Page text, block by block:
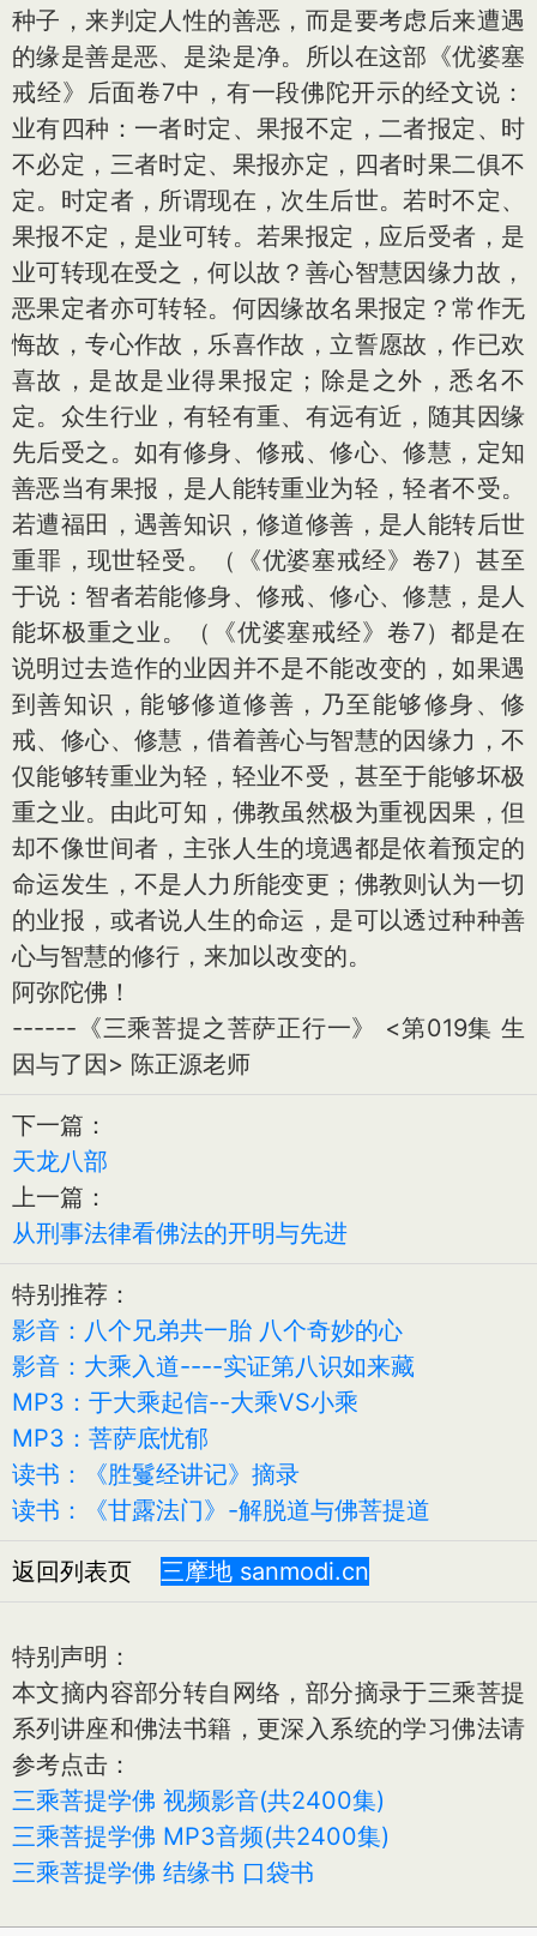
种子，来判定人性的善恶，而是要考虑后来遭遇
的缘是善是恶、是染是净。所以在这部《优婆塞
戒经》后面卷7中，有一段佛陀开示的经文说：
业有四种：一者时定、果报不定，二者报定、时
不必定，三者时定、果报亦定，四者时果二俱不
定。时定者，所谓现在，次生后世。若时不定、
果报不定，是业可转。若果报定，应后受者，是
业可转现在受之，何以故？善心智慧因缘力故，
恶果定者亦可转轻。何因缘故名果报定？常作无
悔故，专心作故，乐喜作故，立誓愿故，作已欢
喜故，是故是业得果报定；除是之外，悉名不
定。众生行业，有轻有重、有远有近，随其因缘
先后受之。如有修身、修戒、修心、修慧，定知
善恶当有果报，是人能转重业为轻，轻者不受。
若遭福田，遇善知识，修道修善，是人能转后世
重罪，现世轻受。（《优婆塞戒经》卷7）甚至
于说：智者若能修身、修戒、修心、修慧，是人
能坏极重之业。（《优婆塞戒经》卷7）都是在
说明过去造作的业因并不是不能改变的，如果遇
到善知识，能够修道修善，乃至能够修身、修
戒、修心、修慧，借着善心与智慧的因缘力，不
仅能够转重业为轻，轻业不受，甚至于能够坏极
重之业。由此可知，佛教虽然极为重视因果，但
却不像世间者，主张人生的境遇都是依着预定的
命运发生，不是人力所能变更；佛教则认为一切
的业报，或者说人生的命运，是可以透过种种善
心与智慧的修行，来加以改变的。
阿弥陀佛！
------《三乘菩提之菩萨正行一》 <第019集 生
因与了因> 陈正源老师
下一篇：
天龙八部
上一篇：
从刑事法律看佛法的开明与先进
特别推荐：
影音：八个兄弟共一胎 八个奇妙的心
影音：大乘入道----实证第八识如来藏
MP3：于大乘起信--大乘VS小乘
MP3：菩萨底忧郁
读书：《胜鬘经讲记》摘录
读书：《甘露法门》-解脱道与佛菩提道
返回列表页 三摩地 sanmodi.cn
特别声明：
本文摘内容部分转自网络，部分摘录于三乘菩提
系列讲座和佛法书籍，更深入系统的学习佛法请
参考点击：
三乘菩提学佛 视频影音(共2400集)
三乘菩提学佛 MP3音频(共2400集)
三乘菩提学佛 结缘书 口袋书